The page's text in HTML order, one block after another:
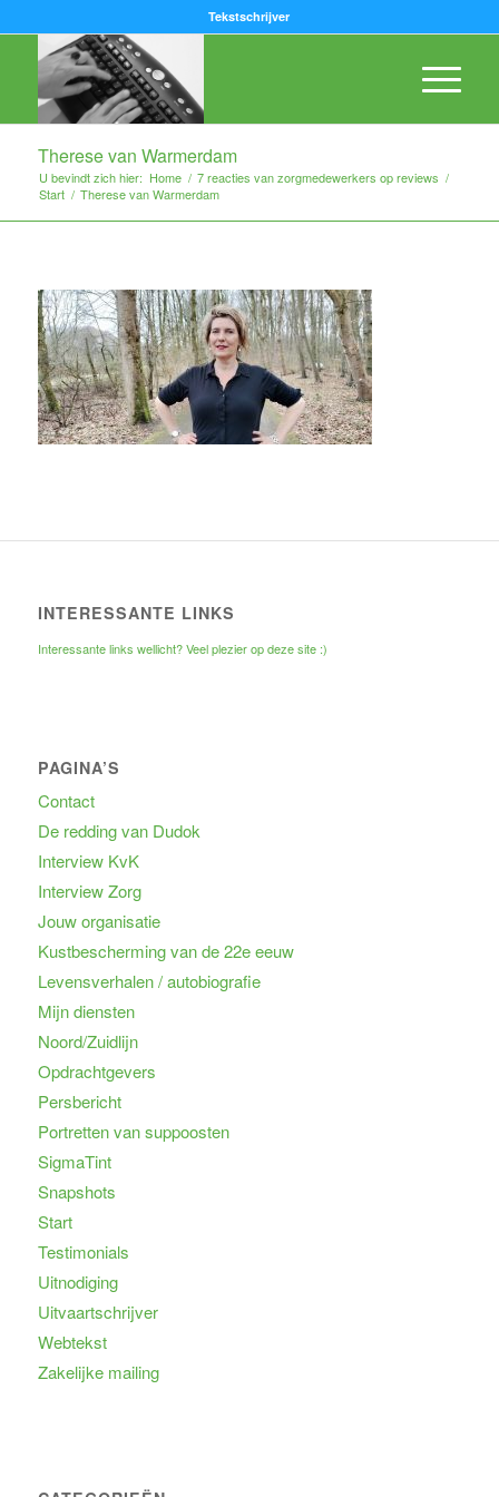
Tekstschrijver
Therese van Warmerdam
U bevindt zich hier: Home / 7 reacties van zorgmedewerkers op reviews /
Start / Therese van Warmerdam
INTERESSANTE LINKS
Interessante links wellicht? Veel plezier op deze site :)
PAGINA’S
Contact
De redding van Dudok
Interview KvK
Interview Zorg
Jouw organisatie
Kustbescherming van de 22e eeuw
Levensverhalen / autobiografie
Mijn diensten
Noord/Zuidlijn
Opdrachtgevers
Persbericht
Portretten van suppoosten
SigmaTint
Snapshots
Start
Testimonials
Uitnodiging
Uitvaartschrijver
Webtekst
Zakelijke mailing